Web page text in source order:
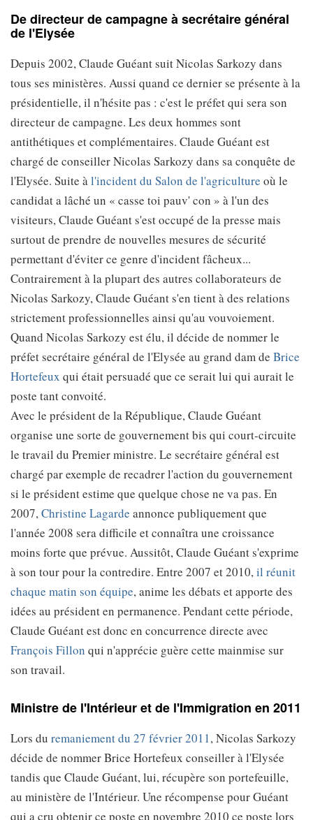
De directeur de campagne à secrétaire général
de l'Elysée
Depuis 2002, Claude Guéant suit Nicolas Sarkozy dans
tous ses ministères. Aussi quand ce dernier se présente à la
présidentielle, il n'hésite pas : c'est le préfet qui sera son
directeur de campagne. Les deux hommes sont
antithétiques et complémentaires. Claude Guéant est
chargé de conseiller Nicolas Sarkozy dans sa conquête de
l'Elysée. Suite àl'incident du Salon de l'agriculture où le
candidat a lâché un « casse toi pauv' con » à l'un des
visiteurs, Claude Guéant s'est occupé de la presse mais
surtout de prendre de nouvelles mesures de sécurité
permettant d'éviter ce genre d'incident fâcheux...
Contrairement à la plupart des autres collaborateurs de
Nicolas Sarkozy, Claude Guéant s'en tient à des relations
strictement professionnelles ainsi qu'au vouvoiement.
Quand Nicolas Sarkozy est élu, il décide de nommer le
préfet secrétaire général de l'Elysée au grand dam de Brice
Hortefeux qui était persuadé que ce serait lui qui aurait le
poste tant convoité.
Avec le président de la République, Claude Guéant
organise une sorte de gouvernement bis qui court-circuite
le travail du Premier ministre. Le secrétaire général est
chargé par exemple de recadrer l'action du gouvernement
si le président estime que quelque chose ne va pas. En
2007,Christine Lagarde annonce publiquement que
l'année 2008 sera difficile et connaîtra une croissance
moins forte que prévue. Aussitôt, Claude Guéant s'exprime
à son tour pour la contredire. Entre 2007 et 2010,il réunit
chaque matin son équipe, anime les débats et apporte des
idées au président en permanence. Pendant cette période,
Claude Guéant est donc en concurrence directe avec
François Fillon qui n'apprécie guère cette mainmise sur
son travail.
Ministre de l'Intérieur et de l'Immigration en 2011
Lors du remaniement du 27 février 2011, Nicolas Sarkozy
décide de nommer Brice Hortefeux conseiller à l'Elysée
tandis que Claude Guéant, lui, récupère son portefeuille,
au ministère de l'Intérieur. Une récompense pour Guéant
qui a cru obtenir ce poste en novembre 2010 ce poste lors